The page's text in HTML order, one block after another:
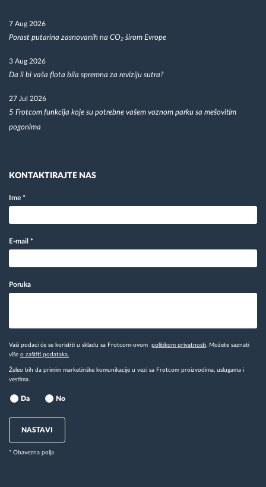
7 Aug 2026
Porast putarina zasnovanih na CO₂ širom Evrope
3 Aug 2026
Da li bi vaša flota bila spremna za reviziju sutra?
27 Jul 2026
5 Frotcom funkcija koje su potrebne vašem voznom parku sa mešovitim
pogonima
KONTAKTIRAJTE NAS
Ime *
E-mail *
Poruka
Vaši podaci će se koristiti u skladu sa Frotcom-ovom politikom privatnosti . Možete saznati
više o zaštiti podataka.
Želeo bih da primim marketinške komunikacije u vezi sa Frotcom proizvodima, uslugama i
vestima.
Da No
NASTAVI
* Obavezna polja